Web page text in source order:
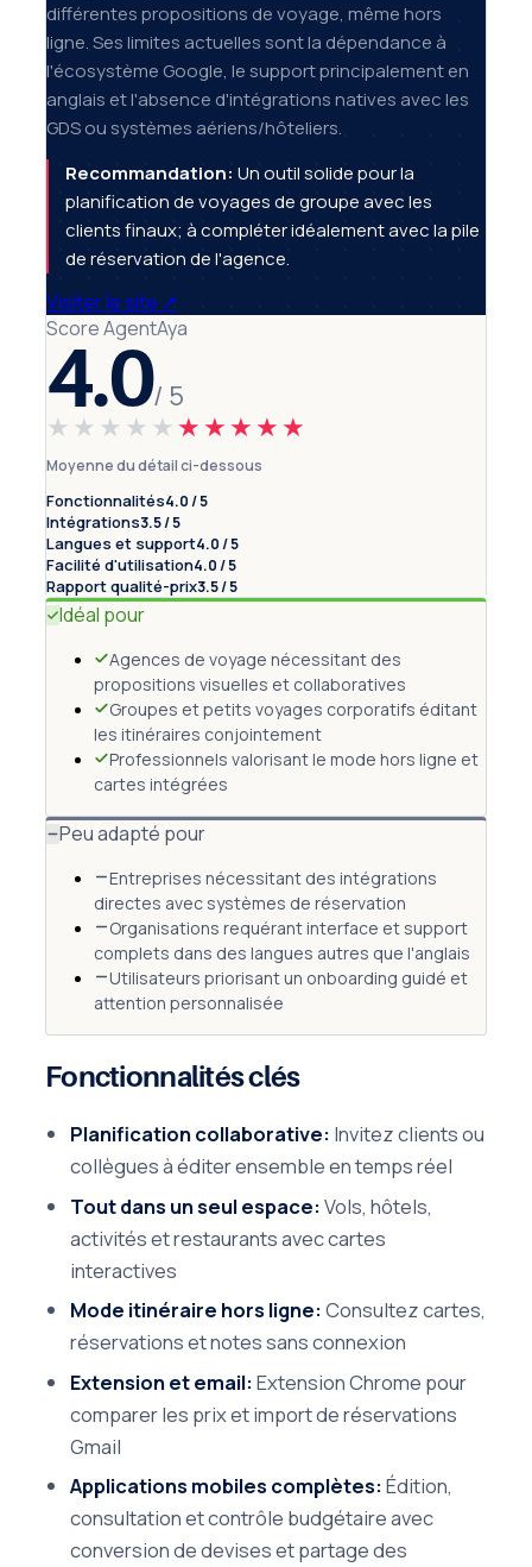
différentes propositions de voyage, même hors
ligne. Ses limites actuelles sont la dépendance à
l'écosystème Google, le support principalement en
anglais et l'absence d'intégrations natives avec les
GDS ou systèmes aériens/hôteliers.
Recommandation: Un outil solide pour la
planification de voyages de groupe avec les
clients finaux; à compléter idéalement avec la pile
de réservation de l'agence.
Visiter le site ↗
Score AgentAya
4.0/ 5
★★★★★ ★★★★★
Moyenne du détail ci-dessous
Fonctionnalités4.0 / 5
Intégrations3.5 / 5
Langues et support4.0 / 5
Facilité d'utilisation4.0 / 5
Rapport qualité-prix3.5 / 5
Idéal pour
Agences de voyage nécessitant des
propositions visuelles et collaboratives
Groupes et petits voyages corporatifs éditant
les itinéraires conjointement
Professionnels valorisant le mode hors ligne et
cartes intégrées
Peu adapté pour
Entreprises nécessitant des intégrations
directes avec systèmes de réservation
Organisations requérant interface et support
complets dans des langues autres que l'anglais
Utilisateurs priorisant un onboarding guidé et
attention personnalisée
Fonctionnalités clés
Planification collaborative: Invitez clients ou
collègues à éditer ensemble en temps réel
Tout dans un seul espace:Vols, hôtels,
activités et restaurants avec cartes
interactives
Mode itinéraire hors ligne:Consultez cartes,
réservations et notes sans connexion
Extension et email:Extension Chrome pour
comparer les prix et import de réservations
Gmail
Applications mobiles complètes:Édition,
consultation et contrôle budgétaire avec
conversion de devises et partage des